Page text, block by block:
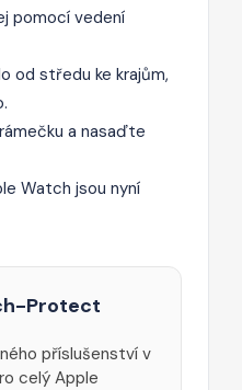
pomocí vedení
od středu ke krajům,
a nasaďte
Watch jsou nyní
Protect
příslušenství v
celý Apple